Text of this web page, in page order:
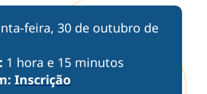
feira, 30 de outubro de
1 hora e 15 minutos
Inscrição